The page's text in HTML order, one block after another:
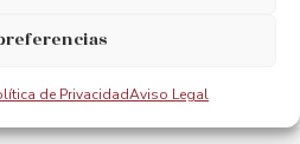
de PrivacidadAviso Legal